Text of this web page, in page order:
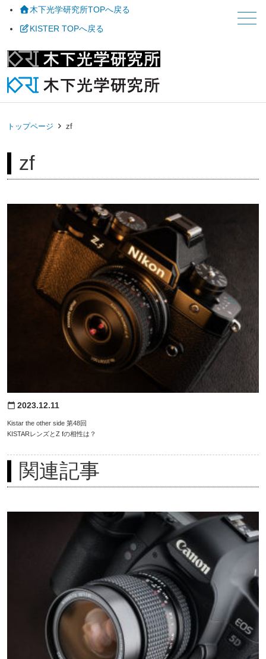
木下光学研究所TOPへ戻る
KISTER TOPへ戻る
トップページ zf
zf
Kistar the other side 第48回
KISTARレンズとZ fの相性は？
calendar_today 2023.12.11
関連記事